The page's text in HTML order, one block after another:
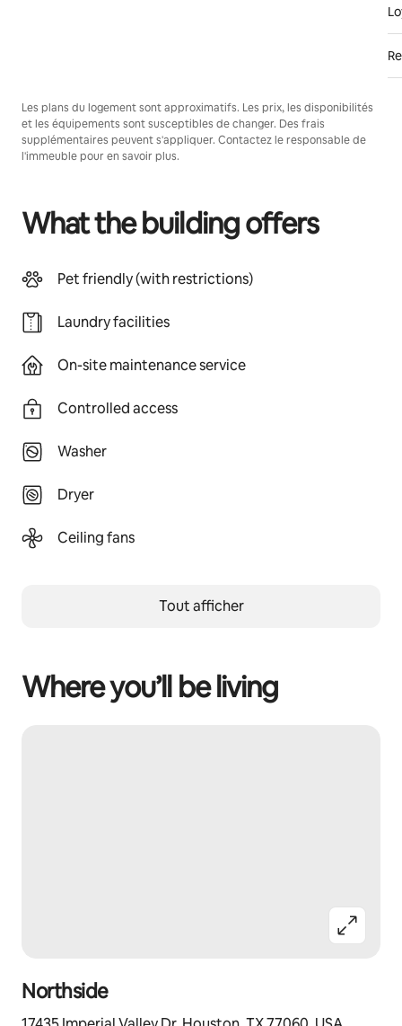
Les plans du logement sont approximatifs. Les prix, les disponibilités
et les équipements sont susceptibles de changer. Des frais
supplémentaires peuvent s'appliquer. Contactez le responsable de
l'immeuble pour en savoir plus.
What the building offers
Pet friendly (with restrictions)
Laundry facilities
On-site maintenance service
Controlled access
Washer
Dryer
Ceiling fans
Tout afficher
Where you’ll be living
Northside